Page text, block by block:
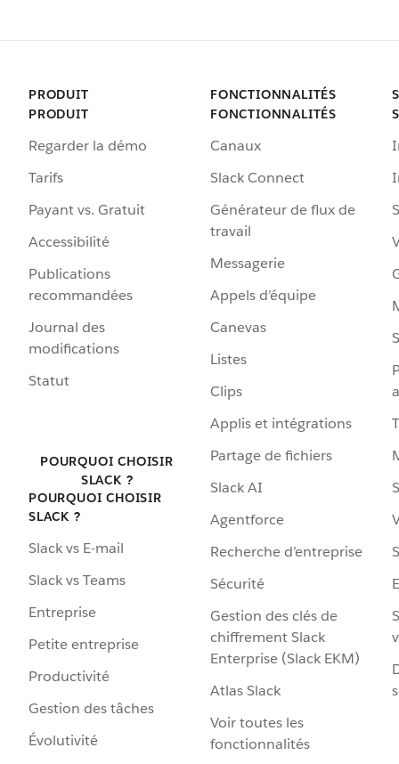
PRODUIT
PRODUIT
Regarder la démo
Tarifs
Payant vs. Gratuit
Accessibilité
Publications
recommandées
Journal des
modifications
Statut
POURQUOI CHOISIR
SLACK ?
POURQUOI CHOISIR
SLACK ?
Slack vs E-mail
Slack vs Teams
Entreprise
Petite entreprise
Productivité
Gestion des tâches
Évolutivité
FONCTIONNALITÉS
FONCTIONNALITÉS
Canaux
Slack Connect
Générateur de flux de
travail
Messagerie
Appels d’équipe
Canevas
Listes
Clips
Applis et intégrations
Partage de fichiers
Slack AI
Agentforce
Recherche d’entreprise
Sécurité
Gestion des clés de
chiffrement Slack
Enterprise (Slack EKM)
Atlas Slack
Voir toutes les
fonctionnalités